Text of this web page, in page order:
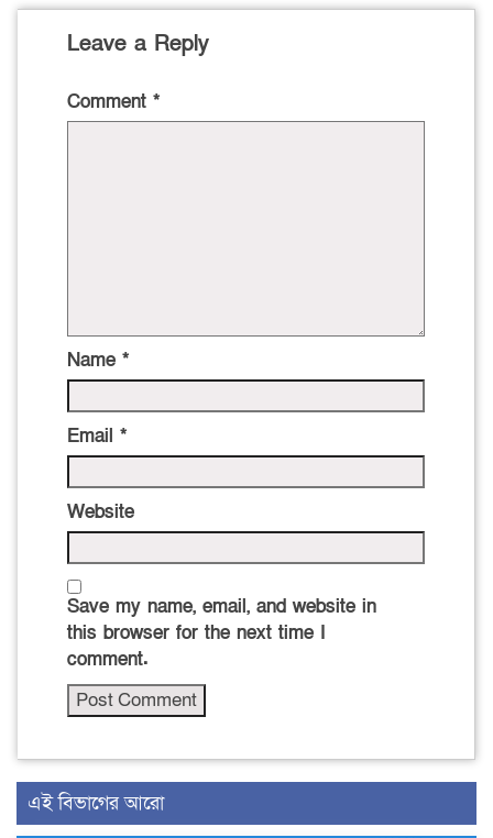
Leave a Reply
Comment *
Name *
Email *
Website
Save my name, email, and website in
this browser for the next time I
comment.
এই বিভাগের আরো